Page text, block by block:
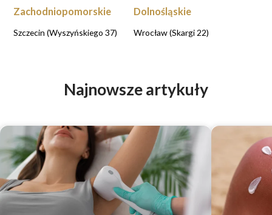
Zachodniopomorskie
Szczecin (Wyszyńskiego 37)
Dolnośląskie
Wrocław (Skargi 22)
Najnowsze artykuły